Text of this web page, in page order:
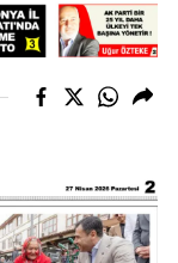
Manisa
Muş